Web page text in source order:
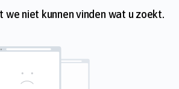
niet kunnen vinden wat u zoekt.